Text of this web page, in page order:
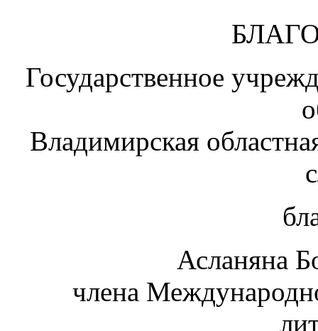
Государственное
Владимирская
Асланяна
члена